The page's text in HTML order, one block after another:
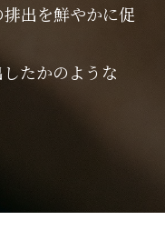
出を鮮やかに促
たかのような